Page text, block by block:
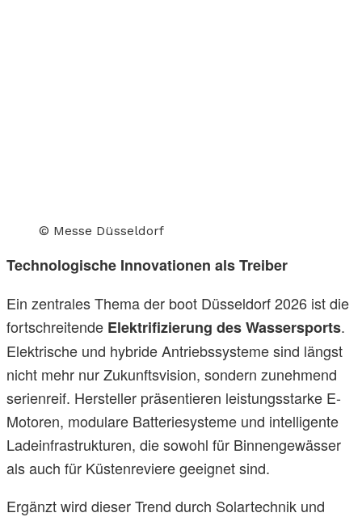
© Messe Düsseldorf
Technologische Innovationen als Treiber
Ein zentrales Thema der boot Düsseldorf 2026 ist die
fortschreitende Elektrifizierung des Wassersports.
Elektrische und hybride Antriebssysteme sind längst
nicht mehr nur Zukunftsvision, sondern zunehmend
serienreif. Hersteller präsentieren leistungsstarke E-
Motoren, modulare Batteriesysteme und intelligente
Ladeinfrastrukturen, die sowohl für Binnengewässer
als auch für Küstenreviere geeignet sind.
Ergänzt wird dieser Trend durch Solartechnik und